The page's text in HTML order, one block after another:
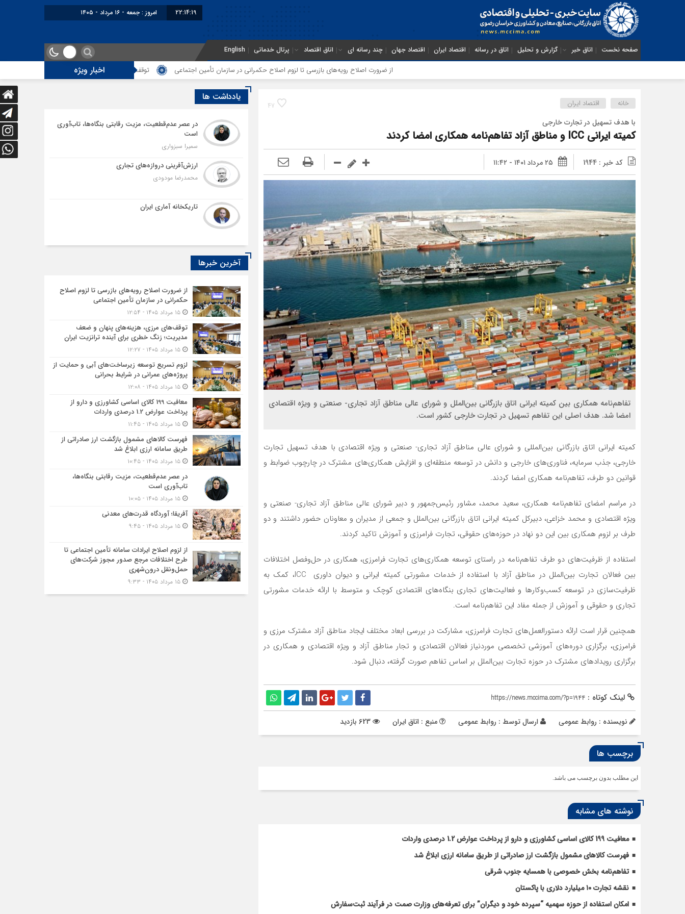
22:14:20 امروز : جمعه - ۱۶ مرداد - ۱۴۰۵
صفحه نخست اتاق خبر گزارش و تحلیل اتاق در رسانه اقتصاد ایران اقتصاد جهان چند رسانه ای اتاق اقتصاد پرتال خدماتی English
اخبار ویژه از ضرورت اصلاح رویه‌های بازرسی تا لزوم اصلاح حکمرانی در سازمان تأمین اجتماعی توقف‌های مرزی، هزینه‌های پنهان و ضعف مدیریت؛ زنگ خطری برای
47 خانه اقتصاد ایران
با هدف تسهیل در تجارت خارجی
کمیته ایرانی ICC و مناطق آزاد تفاهم‌نامه همکاری امضا کردند
کد خبر : 1944 ۲۵ مرداد ۱۴۰۱ - ۱۱:۴۲
تفاهم‌نامه همکاری بین کمیته ایرانی اتاق بازرگانی بین‌الملل و شورای‌ عالی مناطق آزاد تجاری- صنعتی و ویژه اقتصادی
امضا شد. هدف اصلی این تفاهم تسهیل در تجارت خارجی کشور است.
کمیته ایرانی اتاق بازرگانی بین‌المللی و شورای‌ عالی مناطق آزاد تجاری- صنعتی و ویژه اقتصادی با هدف تسهیل تجارت
خارجی، جذب سرمایه، فناوری‌های خارجی و دانش در توسعه منطقه‌ای و افزایش همکاری‌های مشترک در چارچوب ضوابط و
قوانین دو طرف، تفاهم‌نامه همکاری امضا کردند.
در مراسم امضای تفاهم‌نامه همکاری، سعید محمد، مشاور رئیس‌جمهور و دبیر شورای عالی مناطق آزاد تجاری- صنعتی و
ویژه اقتصادی و‌ محمد خزاعی، دبیرکل کمیته ایرانی اتاق بازرگانی بین‌الملل و جمعی از مدیران و معاونان حضور داشتند و دو
طرف بر لزوم همکاری بین این دو نهاد در حوزه‌های حقوقی، تجارت فرامرزی و آموزش تاکید کردند.
استفاده از ظرفیت‌های دو طرف تفاهم‌نامه در راستای توسعه همکاری‌های تجارت فرامرزی، همکاری در حل‌وفصل اختلافات
بین فعالان تجارت بین‌الملل در مناطق آزاد با استفاده از خدمات مشورتی کمیته ایرانی و دیوان داوری ICC، کمک به
ظرفیت‌سازی در توسعه کسب‌وکارها و فعالیت‌های تجاری بنگاه‌های اقتصادی کوچک و متوسط با ارائه خدمات مشورتی
تجاری و حقوقی و آموزش از جمله مفاد این تفاهم‌نامه است.
همچنین قرار است ارائه دستورالعمل‌های تجارت فرامرزی، مشارکت در بررسی ابعاد مختلف ایجاد مناطق آزاد مشترک مرزی و
فرامرزی، برگزاری دوره‌های آموزشی تخصصی موردنیاز فعالان اقتصادی و تجار مناطق آزاد و ویژه اقتصادی و همکاری در
برگزاری رویدادهای مشترک در حوزه تجارت بین‌الملل بر اساس تفاهم صورت گرفته، دنبال شود.
لینک کوتاه : https://news.mccima.com/?p=1944
نویسنده : روابط عمومی ارسال توسط : روابط عمومی منبع : اتاق ایران
برچسب ها
این مطلب بدون برچسب می باشد.
نوشته های مشابه
معافیت 199 کالای اساسی کشاورزی و دارو از پرداخت عوارض 1.2 درصدی واردات
فهرست کالاهای مشمول بازگشت ارز صادراتی از طریق سامانه ارزی ابلاغ شد
تفاهم‌نامه بخش خصوصی با همسایه جنوب شرقی
نقشه تجارت ۱۰‌ میلیارد دلاری با پاکستان
امکان استفاده از حوزه سهمیه “سپرده خود و دیگران” برای تعرفه‌های وزارت صمت در فرآیند ثبت‌سفارش
یادداشت ها
در عصر عدم‌قطعیت، مزیت رقابتی بنگاه‌ها، تاب‌آوری
است
سمیرا سبزواری
ارزش‌آفرینی دروازه‌های تجاری
محمدرضا مودودی
تاریکخانه آماری ایران
آخرین خبرها
از ضرورت اصلاح رویه‌های بازرسی تا لزوم اصلاح
حکمرانی در سازمان تأمین اجتماعی
۱۵ مرداد ۱۴۰۵ - ۱۲:۵۴
توقف‌های مرزی، هزینه‌های پنهان و ضعف
مدیریت؛ زنگ خطری برای آینده ترانزیت ایران
۱۵ مرداد ۱۴۰۵ - ۱۲:۲۷
لزوم تسریع توسعه زیرساخت‌های آبی و حمایت از
پروژه‌های عمرانی در شرایط بحرانی
۱۵ مرداد ۱۴۰۵ - ۱۲:۰۸
معافیت 199 کالای اساسی کشاورزی و دارو از
پرداخت عوارض 1.2 درصدی واردات
۱۵ مرداد ۱۴۰۵ - ۱۱:۴۵
فهرست کالاهای مشمول بازگشت ارز صادراتی از
طریق سامانه ارزی ابلاغ شد
۱۵ مرداد ۱۴۰۵ - ۱۰:۴۵
در عصر عدم‌قطعیت، مزیت رقابتی بنگاه‌ها،
تاب‌آوری است
۱۵ مرداد ۱۴۰۵ - ۱۰:۰۵
آفریقا؛ آوردگاه قدرت‌های معدنی
۱۵ مرداد ۱۴۰۵ - ۹:۴۵
از لزوم اصلاح ایرادات سامانه تأمین اجتماعی تا
طرح اختلافات مرجع صدور مجوز شرکت‌های
حمل‌ونقل درون‌شهری
۱۵ مرداد ۱۴۰۵ - ۹:۳۳